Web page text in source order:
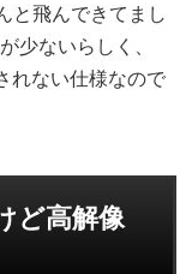
と飛んできてまし
少ないらしく、
れない仕様なので
ど高解像